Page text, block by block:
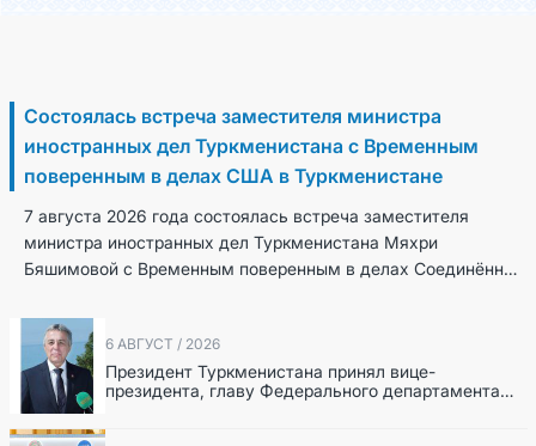
Состоялась встреча заместителя министра
иностранных дел Туркменистана с Временным
поверенным в делах США в Туркменистане
7 августа 2026 года состоялась встреча заместителя
министра иностранных дел Туркменистана Мяхри
Бяшимовой с Временным поверенным в делах Соединённых
6 АВГУСТ / 2026
Президент Туркменистана принял вице-
президента, главу Федерального департамента